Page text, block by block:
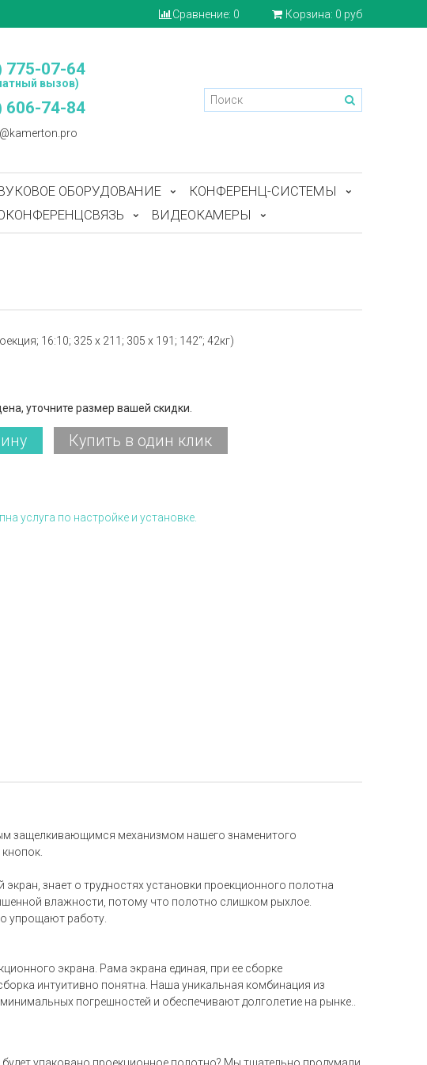
Сравнение: 0 Корзина: 0 руб
775-07-64
вызов)
606-74-84
ОБОРУДОВАНИЕ
КОНФЕРЕНЦ-СИСТЕМЫ
ВИДЕОКАМЕРЫ
16:10; 325 x 211; 305 x 191; 142“; 42кг)
уточните размер вашей скидки.
Купить в один клик
услуга по настройке и установке.
защелкивающимся механизмом нашего знаменитого
знает о трудностях установки проекционного полотна
влажности, потому что полотно слишком рыхлое.
упрощают работу.
экрана. Рама экрана единая, при ее сборке
интуитивно понятна. Наша уникальная комбинация из
погрешностей и обеспечивают долголетие на рынке..